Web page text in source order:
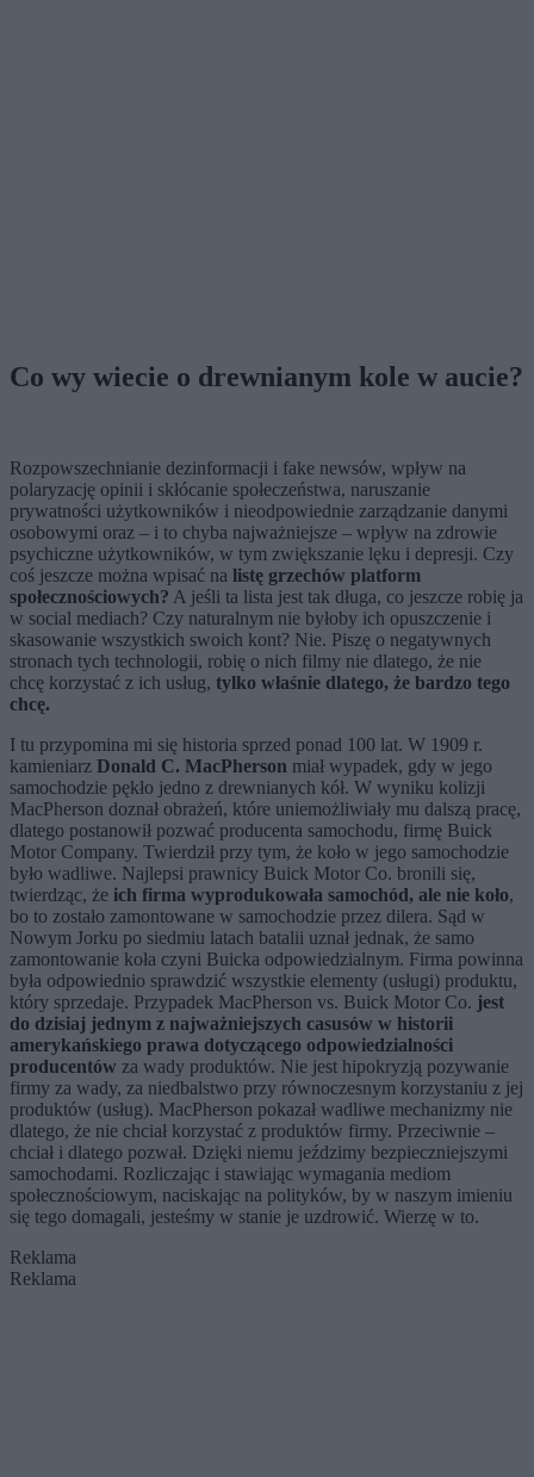
Co wy wiecie o drewnianym kole w aucie?
Rozpowszechnianie dezinformacji i fake newsów, wpływ na
polaryzację opinii i skłócanie społeczeństwa, naruszanie
prywatności użytkowników i nieodpowiednie zarządzanie danymi
osobowymi oraz – i to chyba najważniejsze – wpływ na zdrowie
psychiczne użytkowników, w tym zwiększanie lęku i depresji. Czy
coś jeszcze można wpisać na listę grzechów platform
społecznościowych? A jeśli ta lista jest tak długa, co jeszcze robię ja
w social mediach? Czy naturalnym nie byłoby ich opuszczenie i
skasowanie wszystkich swoich kont? Nie. Piszę o negatywnych
stronach tych technologii, robię o nich filmy nie dlatego, że nie
chcę korzystać z ich usług, tylko właśnie dlatego, że bardzo tego
chcę.
I tu przypomina mi się historia sprzed ponad 100 lat. W 1909 r.
kamieniarz Donald C. MacPherson miał wypadek, gdy w jego
samochodzie pękło jedno z drewnianych kół. W wyniku kolizji
MacPherson doznał obrażeń, które uniemożliwiały mu dalszą pracę,
dlatego postanowił pozwać producenta samochodu, firmę Buick
Motor Company. Twierdził przy tym, że koło w jego samochodzie
było wadliwe. Najlepsi prawnicy Buick Motor Co. bronili się,
twierdząc, że ich firma wyprodukowała samochód, ale nie koło,
bo to zostało zamontowane w samochodzie przez dilera. Sąd w
Nowym Jorku po siedmiu latach batalii uznał jednak, że samo
zamontowanie koła czyni Buicka odpowiedzialnym. Firma powinna
była odpowiednio sprawdzić wszystkie elementy (usługi) produktu,
który sprzedaje. Przypadek MacPherson vs. Buick Motor Co. jest
do dzisiaj jednym z najważniejszych casusów w historii
amerykańskiego prawa dotyczącego odpowiedzialności
producentów za wady produktów. Nie jest hipokryzją pozywanie
firmy za wady, za niedbalstwo przy równoczesnym korzystaniu z jej
produktów (usług). MacPherson pokazał wadliwe mechanizmy nie
dlatego, że nie chciał korzystać z produktów firmy. Przeciwnie –
chciał i dlatego pozwał. Dzięki niemu jeździmy bezpieczniejszymi
samochodami. Rozliczając i stawiając wymagania mediom
społecznościowym, naciskając na polityków, by w naszym imieniu
się tego domagali, jesteśmy w stanie je uzdrowić. Wierzę w to.
Reklama
Reklama